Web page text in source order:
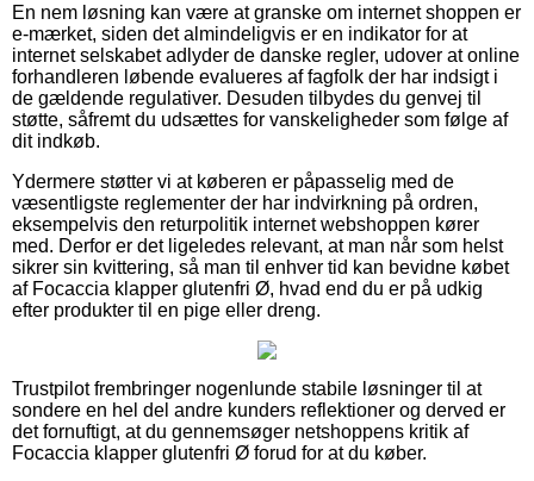
En nem løsning kan være at granske om internet shoppen er
e-mærket, siden det almindeligvis er en indikator for at
internet selskabet adlyder de danske regler, udover at online
forhandleren løbende evalueres af fagfolk der har indsigt i
de gældende regulativer. Desuden tilbydes du genvej til
støtte, såfremt du udsættes for vanskeligheder som følge af
dit indkøb.
Ydermere støtter vi at køberen er påpasselig med de
væsentligste reglementer der har indvirkning på ordren,
eksempelvis den returpolitik internet webshoppen kører
med. Derfor er det ligeledes relevant, at man når som helst
sikrer sin kvittering, så man til enhver tid kan bevidne købet
af Focaccia klapper glutenfri Ø, hvad end du er på udkig
efter produkter til en pige eller dreng.
Trustpilot frembringer nogenlunde stabile løsninger til at
sondere en hel del andre kunders reflektioner og derved er
det fornuftigt, at du gennemsøger netshoppens kritik af
Focaccia klapper glutenfri Ø forud for at du køber.